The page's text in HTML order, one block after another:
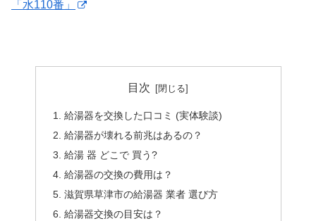
「水110番」
目次
給湯器を交換した口コミ (実体験談)
給湯器が壊れる前兆はあるの？
給湯 器 どこで 買う?
給湯器の交換の費用は？
滋賀県草津市の給湯器 業者 選び方
給湯器交換の目安は？